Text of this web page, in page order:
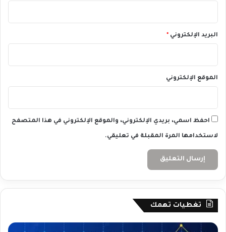
و
2
5
/
1
/
2
2
4
البريد الإلكتروني *
الموقع الإلكتروني
احفظ اسمي، بريدي الإلكتروني، والموقع الإلكتروني في هذا المتصفح
لاستخدامها المرة المقبلة في تعليقي.
تغطيات تهمك